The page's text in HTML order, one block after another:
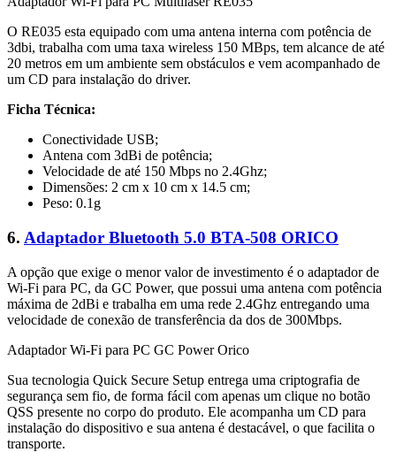
O RE035 esta equipado com uma antena interna com potência de
3dbi, trabalha com uma taxa wireless 150 MBps, tem alcance de até
20 metros em um ambiente sem obstáculos e vem acompanhado de
um CD para instalação do driver.
Ficha Técnica:
Conectividade USB;
Antena com 3dBi de potência;
Velocidade de até 150 Mbps no 2.4Ghz;
Dimensões: 2 cm x 10 cm x 14.5 cm;
Peso: 0.1g
6. Adaptador Bluetooth 5.0 BTA-508 ORICO
A opção que exige o menor valor de investimento é o adaptador de
Wi-Fi para PC, da GC Power, que possui uma antena com potência
máxima de 2dBi e trabalha em uma rede 2.4Ghz entregando uma
velocidade de conexão de transferência da dos de 300Mbps.
Adaptador Wi-Fi para PC GC Power Orico
Sua tecnologia Quick Secure Setup entrega uma criptografia de
segurança sem fio, de forma fácil com apenas um clique no botão
QSS presente no corpo do produto. Ele acompanha um CD para
instalação do dispositivo e sua antena é destacável, o que facilita o
transporte.